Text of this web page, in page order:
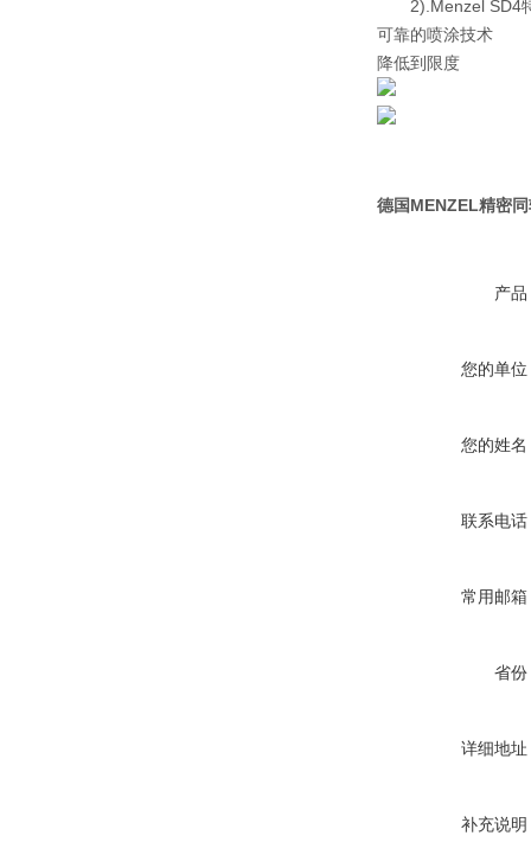
2).Menzel SD4特
可靠的喷涂技术
降低到限度
德国MENZEL精密
产品
您的单位
您的姓名
联系电话
常用邮箱
省份
详细地址
补充说明